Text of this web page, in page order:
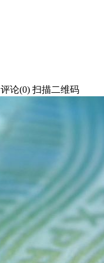
评论(0) 扫描二维码